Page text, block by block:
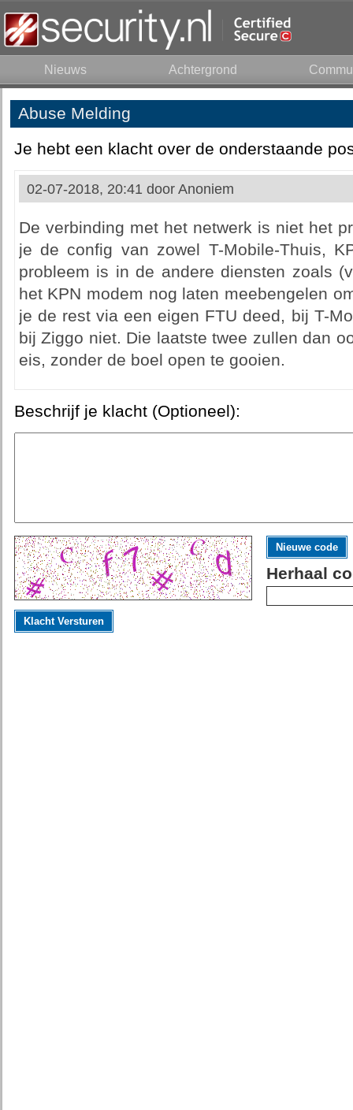
Nieuws Achtergrond
Abuse Melding
Je hebt een klacht over de onderstaande
02-07-2018, 20:41 door Anoniem
De verbinding met het netwerk is niet het
je de config van zowel T-Mobile-Thuis,
probleem is in de andere diensten zoals
het KPN modem nog laten meebengelen
je de rest via een eigen FTU deed, bij T-
bij Ziggo niet. Die laatste twee zullen dan
eis, zonder de boel open te gooien.
Beschrijf je klacht (Optioneel):
Nieuwe code
Herhaal
Klacht Versturen